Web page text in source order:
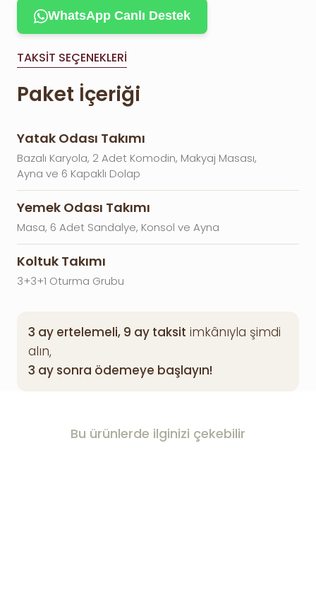
WhatsApp Canlı Destek
TAKSIT SEÇENEKLERI
Paket İçeriği
Yatak Odası Takımı
Bazalı Karyola, 2 Adet Komodin, Makyaj Masası,
Ayna ve 6 Kapaklı Dolap
Yemek Odası Takımı
Masa, 6 Adet Sandalye, Konsol ve Ayna
Koltuk Takımı
3+3+1 Oturma Grubu
3 ay ertelemeli, 9 ay taksit imkânıyla şimdi
alın,
3 ay sonra ödemeye başlayın!
Bu ürünlerde ilginizi çekebilir